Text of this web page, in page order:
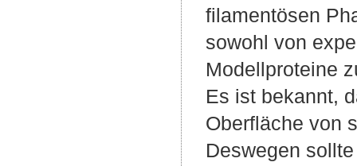
filamentösen
sowohl von
Modellproteine
Es ist bekannt,
Oberfläche von
Deswegen